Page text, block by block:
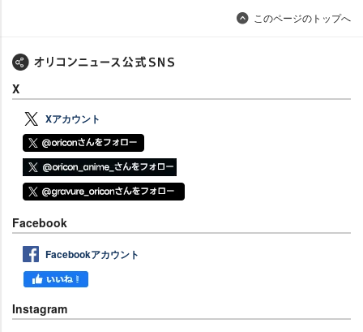
このページのトップへ
X
Xアカウント
Facebook
Facebookアカウント
Instagram